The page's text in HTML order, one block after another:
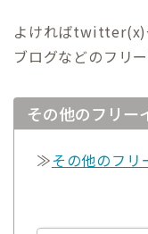
よければtwitter(x)
ブログなどのフリ
その他のフリー
≫その他のフリ